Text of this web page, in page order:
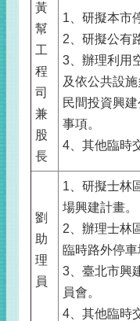
黃
幫
工
程
司
兼
股
長
1、研擬本市
2、研擬公有
3、辦理利用
及依公共設
民間投資興
事項。
4、其他臨時
劉
助
理
員
1、研擬士林
場興建計畫。
2、辦理士林
臨時路外停車
3、臺北市興
員會。
4、其他臨時